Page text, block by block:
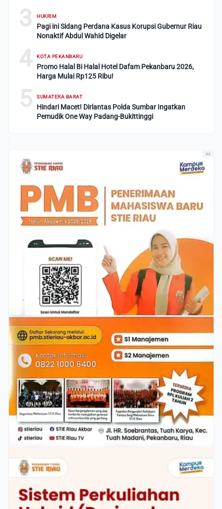
3 HUKRIM
Pagi ini Sidang Perdana Kasus Korupsi Gubernur Riau
Nonaktif Abdul Wahid Digelar
4 KOTA PEKANBARU
Promo Halal Bi Halal Hotel Dafam Pekanbaru 2026,
Harga Mulai Rp125 Ribu!
5 SUMATERA BARAT
Hindari Macet! Dirlantas Polda Sumbar Ingatkan
Pemudik One Way Padang-Bukittinggi
Ad